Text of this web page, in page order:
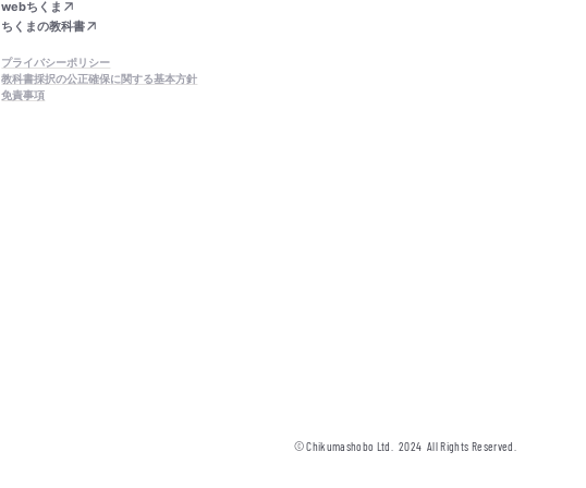
webちくま
ちくまの教科書
プライバシーポリシー
教科書採択の公正確保に関する基本方針
免責事項
© Chikumashobo Ltd. 2024 All Rights Reserved.